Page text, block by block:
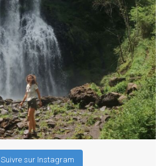
Suivre sur Instagram